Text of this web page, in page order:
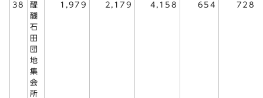
38
醍
醐
石
田
団
地
集
会
所
1,979 2,179 4,158 654 728